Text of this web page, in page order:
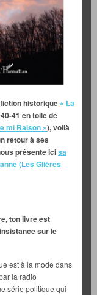
historique « La
41 en toile de
mi Raison »), voilà
retour à ses
présente icisa
(Les Glières
ton livre est
sur le
est à la mode dans
la radio
série politique qui